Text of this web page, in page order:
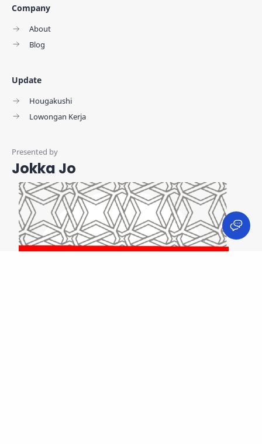
Jokka Jo
Company
About
Blog
Update
Hougakushi
Lowongan Kerja